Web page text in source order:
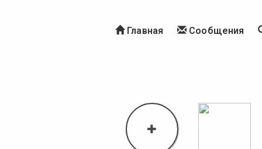
Главная Сообщения